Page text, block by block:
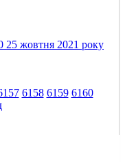
25 жовтня 2021 року
6158 6159 6160